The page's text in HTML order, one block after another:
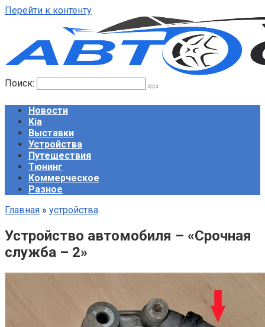
Перейти к контенту
Поиск:
Новости
Kia
Выставки
Устройства
Путешествия
Тюнинг
Коммерческое
Разное
Главная » устройства
Устройство автомобиля – «Срочная
служба – 2»